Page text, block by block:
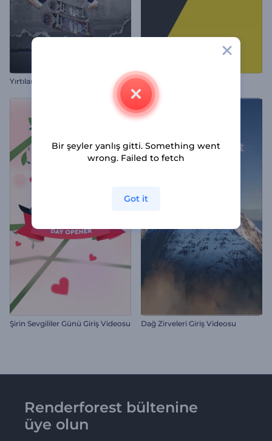
Yırtılan Kağıt Giriş Videosu Hareketli Yazı Paketi
Şirin Sevgililer Günü Giriş Videosu Dağ Zirveleri Giriş Videosu
Renderforest bültenine
üye olun
Bir şeyler yanlış gitti. Something went
wrong. Failed to fetch
Got it